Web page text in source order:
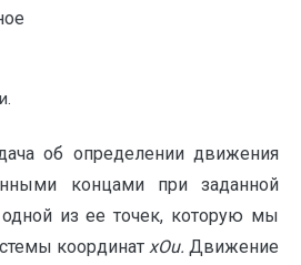
об определении движения
концами при заданной
из ее точек, которую мы
координат xOu. Движение